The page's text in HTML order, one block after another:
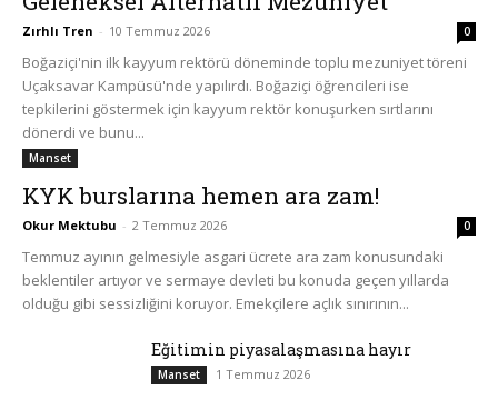
Zırhlı Tren - 10 Temmuz 2026 0
Boğaziçi'nin ilk kayyum rektörü döneminde toplu mezuniyet töreni
Uçaksavar Kampüsü'nde yapılırdı. Boğaziçi öğrencileri ise
tepkilerini göstermek için kayyum rektör konuşurken sırtlarını
dönerdi ve bunu...
Manset
KYK burslarına hemen ara zam!
Okur Mektubu - 2 Temmuz 2026 0
Temmuz ayının gelmesiyle asgari ücrete ara zam konusundaki
beklentiler artıyor ve sermaye devleti bu konuda geçen yıllarda
olduğu gibi sessizliğini koruyor. Emekçilere açlık sınırının...
Eğitimin piyasalaşmasına hayır
Manset 1 Temmuz 2026